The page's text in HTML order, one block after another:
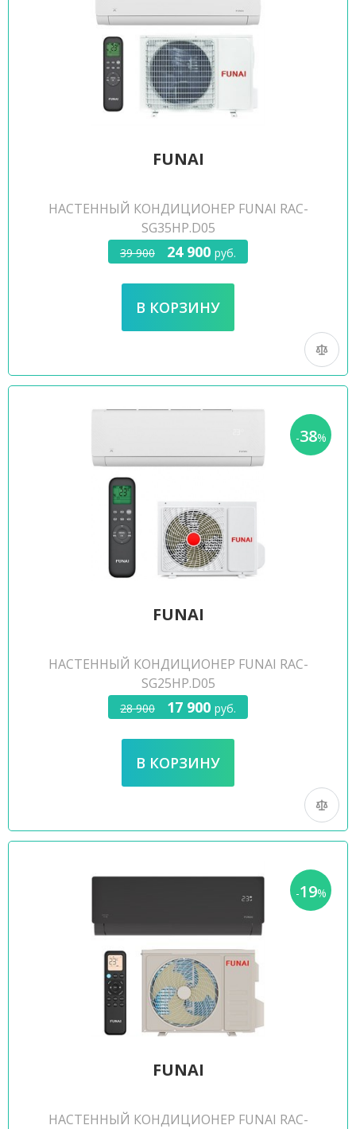
FUNAI
НАСТЕННЫЙ КОНДИЦИОНЕР FUNAI RAC-
SG35HP.D05
39 900 24 900 руб.
-38%
FUNAI
НАСТЕННЫЙ КОНДИЦИОНЕР FUNAI RAC-
SG25HP.D05
28 900 17 900 руб.
-19%
FUNAI
НАСТЕННЫЙ КОНДИЦИОНЕР FUNAI RAC-